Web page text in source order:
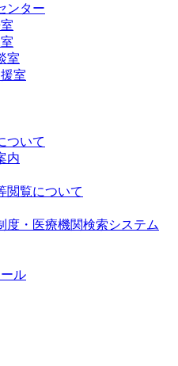
ンター
室
室
ついて
内
閲覧について
度・医療機関検索システム
ル